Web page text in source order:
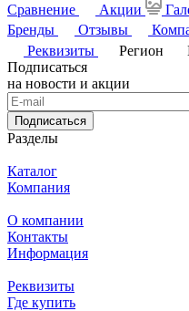
Сравнение
Акции
Бренды
Отзывы
Реквизиты
Регион
Подписаться
на новости и акции
Подписаться
Разделы
Каталог
Компания
О компании
Контакты
Информация
Реквизиты
Где купить